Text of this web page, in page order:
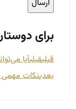
برای
قبلیقبلیآیا
بعدینکات مهمی